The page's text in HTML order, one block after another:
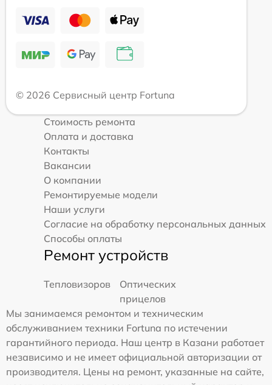
© 2026 Сервисный центр Fortuna
Стоимость ремонта
Оплата и доставка
Контакты
Вакансии
О компании
Ремонтируемые модели
Наши услуги
Согласие на обработку персональных данных
Способы оплаты
Ремонт устройств
Тепловизоров
Оптических
прицелов
Мы занимаемся ремонтом и техническим
обслуживанием техники Fortuna по истечении
гарантийного периода. Наш центр в Казани работает
независимо и не имеет официальной авторизации от
производителя. Цены на ремонт, указанные на сайте,